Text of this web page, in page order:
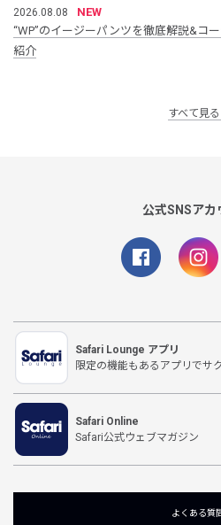
2026.08.08
NEW
“WP”のイージーパンツを徹底解説&コ
紹介
すべて見る
公式SNSアカ
Safari Lounge アプリ
限定の機能もあるアプリでサ
Safari Online
Safari公式ウェブマガジン
よくある質